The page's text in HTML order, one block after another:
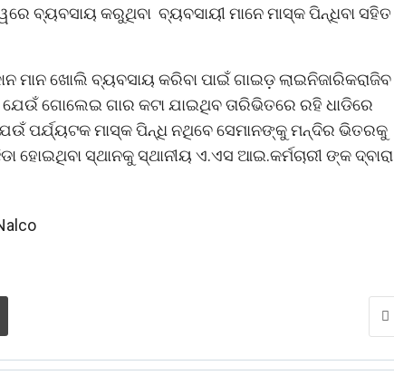
ବ୍ୟବସାୟ କରୁଥିବା ବ୍ୟବସାୟୀ ମାନେ ମାସ୍କ ପିନ୍ଧିବା ସହିତ
ମାନ ଖୋଲି ବ୍ୟବସାୟ କରିବା ପାଇଁ ଗାଇଡ଼ ଲାଇନିଜାରିକରାଜିବ
ଗୋଲେଇ ଗାର କଟା ଯାଇଥିବ ତାରିଭିତରେ ରହି ଧାଡିରେ
ପର୍ଯ୍ୟଟକ ମାସ୍କ ପିନ୍ଧି ନଥିବେ ସେମାନଙ୍କୁ ମନ୍ଦିର ଭିତରକୁ
ସ୍ଥାନକୁ ସ୍ଥାନୀୟ ଏ.ଏସ ଆଇ.କର୍ମଚାରୀ ଙ୍କ ଦ୍ବାରା